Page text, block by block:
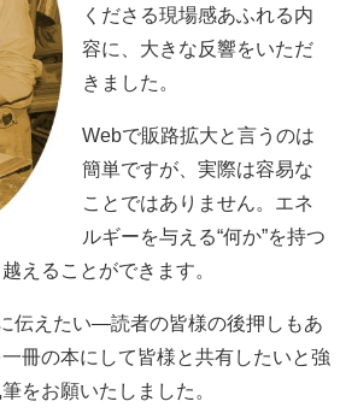
くださる現場感あふれる内
容に、大きな反響をいただ
きました。
Webで販路拡大と言うのは
簡単ですが、実際は容易な
ことではありません。エネ
ルギーを与える“何か”を持つ
えることができます。
伝えたい―読者の皆様の後押しもあ
冊の本にして皆様と共有したいと強
をお願いたしました。